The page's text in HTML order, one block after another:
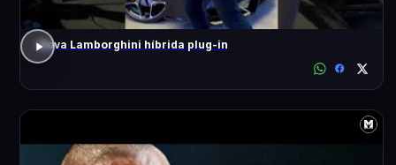
Nova Lamborghini híbrida plug-in